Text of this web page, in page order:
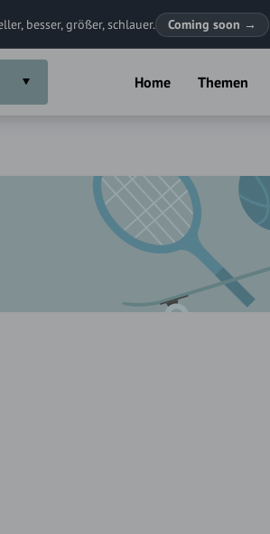
besser, größer, schlauer. Coming soon →
Home Themen